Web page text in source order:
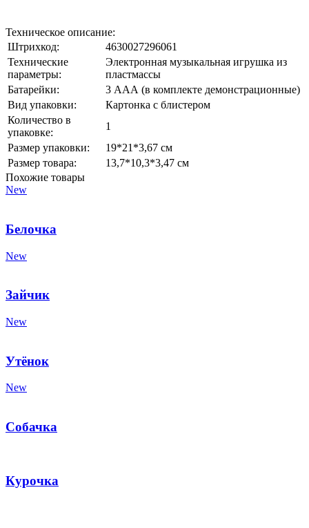
Техническое описание:
Штрихкод:
4630027296061
Технические
параметры:
Электронная музыкальная игрушка из
пластмассы
Батарейки:
3 ААА (в комплекте демонстрационные)
Вид упаковки:
Картонка с блистером
Количество в
упаковке:
1
Размер упаковки:
19*21*3,67 см
Размер товара:
13,7*10,3*3,47 см
Похожие товары
New
Белочка
New
Зайчик
New
Утёнок
New
Собачка
Курочка